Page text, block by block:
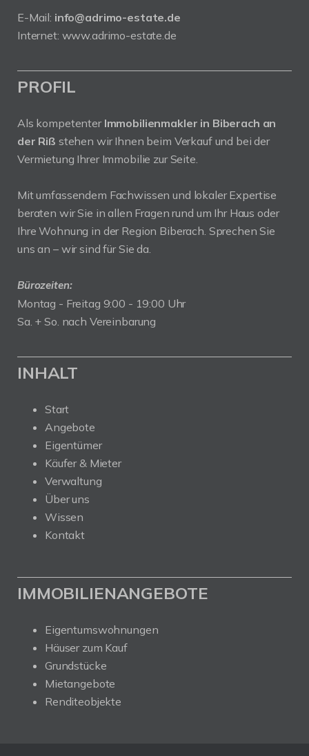
E-Mail: info@adrimo-estate.de
Internet: www.adrimo-estate.de
PROFIL
Als kompetenter Immobilienmakler in Biberach an
der Riß stehen wir Ihnen beim Verkauf und bei der
Vermietung Ihrer Immobilie zur Seite.
Mit umfassendem Fachwissen und lokaler Expertise
beraten wir Sie in allen Fragen rund um Ihr Haus oder
Ihre Wohnung in der Region Biberach. Sprechen Sie
uns an – wir sind für Sie da.
Bürozeiten:
Montag - Freitag 9:00 - 19:00 Uhr
Sa. + So. nach Vereinbarung
INHALT
Start
Angebote
Eigentümer
Käufer & Mieter
Verwaltung
Über uns
Wissen
Kontakt
IMMOBILIENANGEBOTE
Eigentumswohnungen
Häuser zum Kauf
Grundstücke
Mietangebote
Renditeobjekte